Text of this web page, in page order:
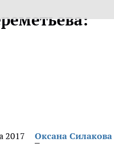
2017 Оксана Силакова